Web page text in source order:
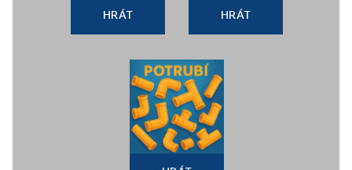
HRÁT HRÁT